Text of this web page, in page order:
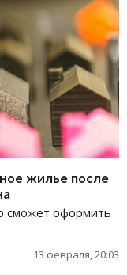
жилье после
сможет оформить
13 февраля, 20:03